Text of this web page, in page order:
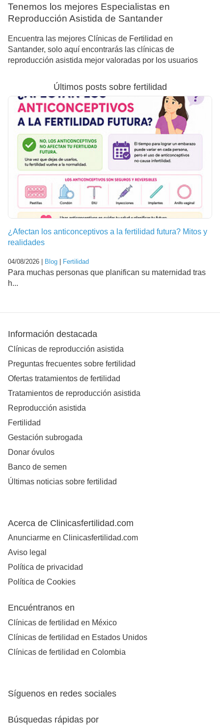
Tenemos los mejores Especialistas en
Reproducción Asistida de Santander
Encuentra las mejores Clínicas de Fertilidad en
Santander, solo aquí encontrarás las clínicas de
reproducción asistida mejor valoradas por los usuarios
Últimos posts sobre fertilidad
¿Afectan los anticonceptivos a la fertilidad futura? Mitos y
realidades
04/08/2026 | Blog Fertilidad
Para muchas personas que planifican su maternidad tras
h...
Información destacada
Clínicas de reproducción asistida
Preguntas frecuentes sobre fertilidad
Ofertas tratamientos de fertilidad
Tratamientos de reproducción asistida
Reproducción asistida
Fertilidad
Gestación subrogada
Donar óvulos
Banco de semen
Últimas noticias sobre fertilidad
Acerca de Clinicasfertilidad.com
Anunciarme en Clinicasfertilidad.com
Aviso legal
Política de privacidad
Política de Cookies
Encuéntranos en
Clínicas de fertilidad en México
Clínicas de fertilidad en Estados Unidos
Clínicas de fertilidad en Colombia
Síguenos en redes sociales
Búsquedas rápidas por